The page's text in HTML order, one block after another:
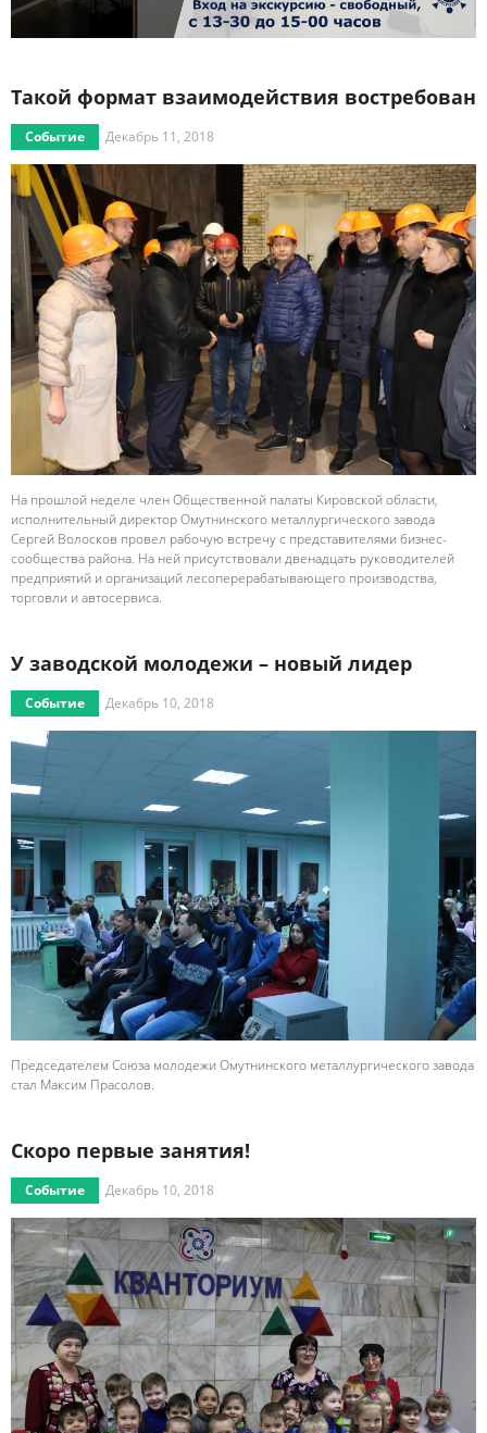
Такой формат взаимодействия востребован
Событие Декабрь 11, 2018
На прошлой неделе член Общественной палаты Кировской области,
исполнительный директор Омутнинского металлургического завода
Сергей Волосков провел рабочую встречу с представителями бизнес-
сообщества района. На ней присутствовали двенадцать руководителей
предприятий и организаций лесоперерабатывающего производства,
торговли и автосервиса.
У заводской молодежи – новый лидер
Событие Декабрь 10, 2018
Председателем Союза молодежи Омутнинского металлургического завода
стал Максим Прасолов.
Скоро первые занятия!
Событие Декабрь 10, 2018